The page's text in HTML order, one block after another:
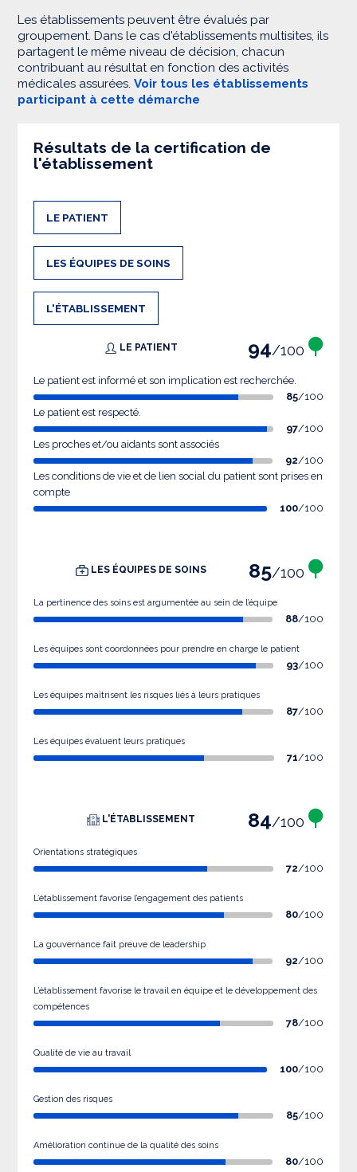
Les établissements peuvent être évalués par
groupement. Dans le cas d'établissements multisites, ils
partagent le même niveau de décision, chacun
contribuant au résultat en fonction des activités
médicales assurées. Voir tous les établissements
participant à cette démarche
Résultats de la certification de
l'établissement
LE PATIENT
LES ÉQUIPES DE SOINS
L'ÉTABLISSEMENT
LE PATIENT 94/100
Le patient est informé et son implication est recherchée.
85/100
Le patient est respecté.
97/100
Les proches et/ou aidants sont associés
92/100
Les conditions de vie et de lien social du patient sont prises en
compte
100/100
LES ÉQUIPES DE SOINS 85/100
La pertinence des soins est argumentée au sein de l’équipe
88/100
Les équipes sont coordonnées pour prendre en charge le patient
93/100
Les équipes maîtrisent les risques liés à leurs pratiques
87/100
Les équipes évaluent leurs pratiques
71/100
L'ÉTABLISSEMENT 84/100
Orientations stratégiques
72/100
L’établissement favorise l’engagement des patients
80/100
La gouvernance fait preuve de leadership
92/100
L’établissement favorise le travail en équipe et le développement des
compétences
78/100
Qualité de vie au travail
100/100
Gestion des risques
85/100
Amélioration continue de la qualité des soins
80/100